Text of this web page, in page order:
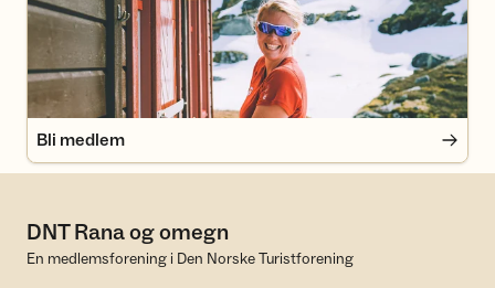
Bli medlem
DNT Rana og omegn
En medlemsforening i Den Norske Turistforening